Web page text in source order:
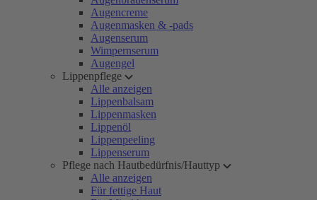
Augencreme
Augenmasken & -pads
Augenserum
Wimpernserum
Augengel
Lippenpflege
Alle anzeigen
Lippenbalsam
Lippenmasken
Lippenöl
Lippenpeeling
Lippenserum
Pflege nach Hautbedürfnis/Hauttyp
Alle anzeigen
Für fettige Haut